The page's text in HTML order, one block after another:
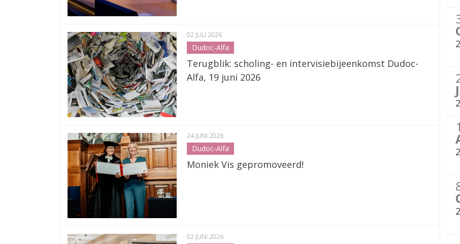
02 JULI 2026
Dudoc-Alfa
Terugblik: scholing- en intervisiebijeenkomst Dudoc-
Alfa, 19 juni 2026
24 JUNI 2026
Dudoc-Alfa
Moniek Vis gepromoveerd!
02 JUNI 2026